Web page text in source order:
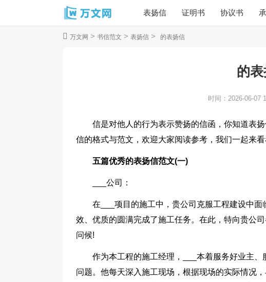
表扬信 证明书 协议书
万文网 > 书信范文 > 表扬信 > 的表扬信
的
时间： 2026-06-07
信是对他人的行为表示赞扬的信函，你知道表
信的格式与范文，欢迎大家阅读参考，我们一起来看
五篇优秀的表扬信范文(一)
___公司：
在___项目的施工中，贵公司克服工程建设中
效、优质的圆满完成了施工任务。在此，特向贵公
问候!
作为本工程的施工经理，___本着服务好业主
问题。他每天深入施工现场，根据现场的实际情况